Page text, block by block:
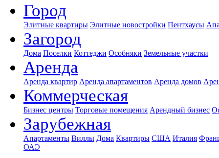
Город
Элитные квартиры Элитные новостройки Пентхаусы
Загород
Дома Поселки Коттеджи Особняки Земельные участки
Аренда
Аренда квартир Аренда апартаментов Аренда домов
Коммерческая
Бизнес центры Торговые помещения Арендный бизнес
Зарубежная
Апартаменты Виллы Дома Квартиры США Италия
ОАЭ